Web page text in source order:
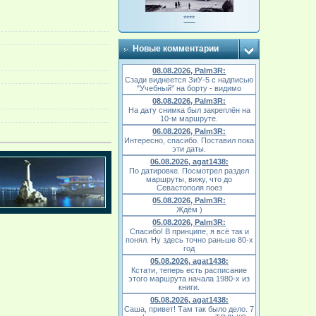
****
Новые комментарии
08.08.2026, Palm3R:
Сзади виднеется ЗиУ-5 с надписью
"Учебный" на борту - видимо
08.08.2026, Palm3R:
На дату снимка был закреплён на
10-м маршруте.
06.08.2026, Palm3R:
Интересно, спасибо. Поставил пока
эти даты.
06.08.2026, agat1438:
По датировке. Посмотрел раздел
маршруты, вижу, что до
Севастополя поез
05.08.2026, Palm3R:
Ждём )
05.08.2026, Palm3R:
Спасибо! В принципе, я всё так и
понял. Ну здесь точно раньше 80-х
год
05.08.2026, agat1438:
Кстати, теперь есть расписание
этого маршрута начала 1980-х из
книги.
05.08.2026, agat1438:
Саша, привет! Там так было дело. 7